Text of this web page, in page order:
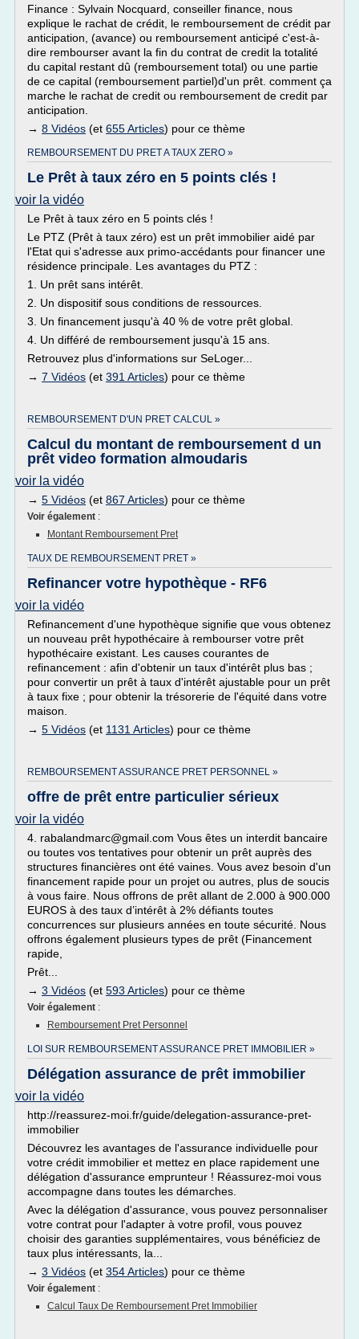
Finance : Sylvain Nocquard, conseiller finance, nous
explique le rachat de crédit, le remboursement de crédit par
anticipation, (avance) ou remboursement anticipé c'est-à-
dire rembourser avant la fin du contrat de credit la totalité
du capital restant dû (remboursement total) ou une partie
de ce capital (remboursement partiel)d'un prêt. comment ça
marche le rachat de credit ou remboursement de credit par
anticipation.
→ 8 Vidéos (et 655 Articles) pour ce thème
REMBOURSEMENT DU PRET A TAUX ZERO »
Le Prêt à taux zéro en 5 points clés !
voir la vidéo
Le Prêt à taux zéro en 5 points clés !
Le PTZ (Prêt à taux zéro) est un prêt immobilier aidé par
l'Etat qui s'adresse aux primo-accédants pour financer une
résidence principale. Les avantages du PTZ :
1. Un prêt sans intérêt.
2. Un dispositif sous conditions de ressources.
3. Un financement jusqu'à 40 % de votre prêt global.
4. Un différé de remboursement jusqu'à 15 ans.
Retrouvez plus d'informations sur SeLoger...
→ 7 Vidéos (et 391 Articles) pour ce thème
REMBOURSEMENT D'UN PRET CALCUL »
Calcul du montant de remboursement d un
prêt video formation almoudaris
voir la vidéo
→ 5 Vidéos (et 867 Articles) pour ce thème
Voir également :
Montant Remboursement Pret
TAUX DE REMBOURSEMENT PRET »
Refinancer votre hypothèque - RF6
voir la vidéo
Refinancement d'une hypothèque signifie que vous obtenez
un nouveau prêt hypothécaire à rembourser votre prêt
hypothécaire existant. Les causes courantes de
refinancement : afin d'obtenir un taux d'intérêt plus bas ;
pour convertir un prêt à taux d'intérêt ajustable pour un prêt
à taux fixe ; pour obtenir la trésorerie de l'équité dans votre
maison.
→ 5 Vidéos (et 1131 Articles) pour ce thème
REMBOURSEMENT ASSURANCE PRET PERSONNEL »
offre de prêt entre particulier sérieux
voir la vidéo
4. rabalandmarc@gmail.com Vous êtes un interdit bancaire
ou toutes vos tentatives pour obtenir un prêt auprès des
structures financières ont été vaines. Vous avez besoin d'un
financement rapide pour un projet ou autres, plus de soucis
à vous faire. Nous offrons de prêt allant de 2.000 à 900.000
EUROS à des taux d’intérêt à 2% défiants toutes
concurrences sur plusieurs années en toute sécurité. Nous
offrons également plusieurs types de prêt (Financement
rapide,
Prêt...
→ 3 Vidéos (et 593 Articles) pour ce thème
Voir également :
Remboursement Pret Personnel
LOI SUR REMBOURSEMENT ASSURANCE PRET IMMOBILIER »
Délégation assurance de prêt immobilier
voir la vidéo
http://reassurez-moi.fr/guide/delegation-assurance-pret-
immobilier
Découvrez les avantages de l'assurance individuelle pour
votre crédit immobilier et mettez en place rapidement une
délégation d'assurance emprunteur ! Réassurez-moi vous
accompagne dans toutes les démarches.
Avec la délégation d'assurance, vous pouvez personnaliser
votre contrat pour l'adapter à votre profil, vous pouvez
choisir des garanties supplémentaires, vous bénéficiez de
taux plus intéressants, la...
→ 3 Vidéos (et 354 Articles) pour ce thème
Voir également :
Calcul Taux De Remboursement Pret Immobilier